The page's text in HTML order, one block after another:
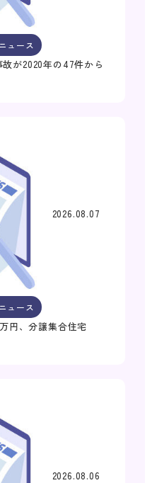
ュース
が2020年の47件から
2026.08.07
ュース
円、分譲集合住宅
2026.08.06